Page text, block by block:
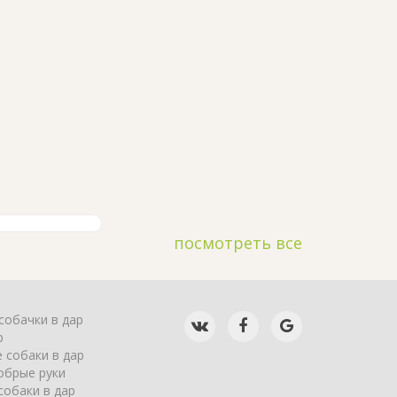
посмотреть все
в дар
собаки в дар
руки
в дар